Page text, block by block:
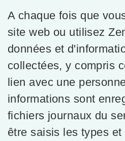
A chaque fois que
site web ou utilisez
données et
collectées, y compris
lien avec une
informations sont
fichiers journaux du
être saisis les types et